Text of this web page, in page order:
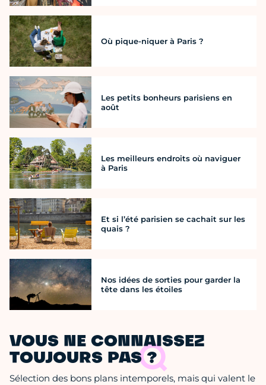
Où pique-niquer à Paris ?
Les petits bonheurs parisiens en
août
Les meilleurs endroits où naviguer
à Paris
Et si l’été parisien se cachait sur les
quais ?
Nos idées de sorties pour garder la
tête dans les étoiles
VOUS NE CONNAISSEZ
TOUJOURS PAS ?
Sélection des bons plans intemporels, mais qui valent le